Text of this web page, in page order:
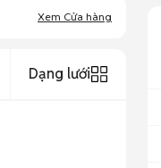
Xem Cửa hàng
Dạng lưới